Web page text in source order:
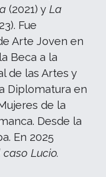
(2021) y La
Fue
Arte Joven en
Beca a la
de las Artes y
Diplomatura en
de la
Desde la
En 2025
Lucio.